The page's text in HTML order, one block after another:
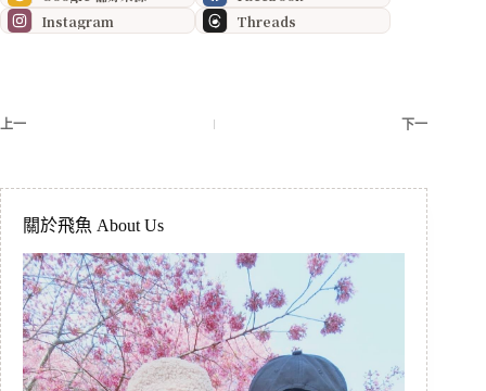
Instagram
Threads
上一 下一
關於飛魚 About Us